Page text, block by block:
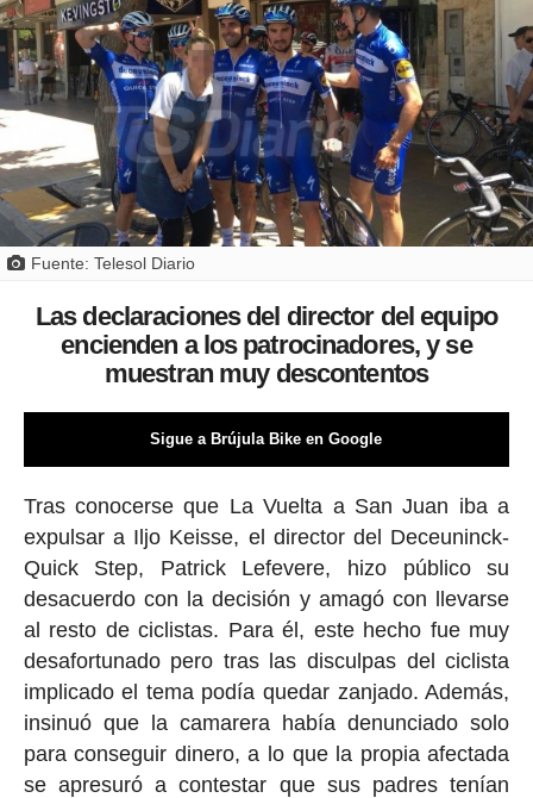
Fuente: Telesol Diario
Las declaraciones del director del equipo
encienden a los patrocinadores, y se
muestran muy descontentos
Sigue a Brújula Bike en Google
Tras conocerse que La Vuelta a San Juan iba a
expulsar a Iljo Keisse, el director del Deceuninck-
Quick Step, Patrick Lefevere, hizo público su
desacuerdo con la decisión y amagó con llevarse
al resto de ciclistas. Para él, este hecho fue muy
desafortunado pero tras las disculpas del ciclista
implicado el tema podía quedar zanjado. Además,
insinuó que la camarera había denunciado solo
para conseguir dinero, a lo que la propia afectada
se apresuró a contestar que sus padres tenían